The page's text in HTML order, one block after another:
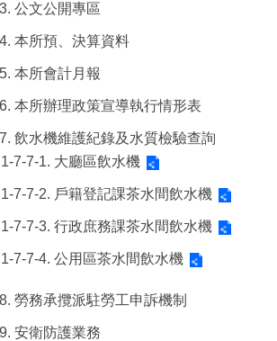
公文公開專區
本所預、決算資料
本所會計月報
本所辦理政策宣導執行情形表
飲水機維護紀錄及水質檢驗查詢
1-7-7-1. 大廳區飲水機
1-7-7-2. 戶籍登記課茶水間飲水機
1-7-7-3. 行政庶務課茶水間飲水機
1-7-7-4. 公用區茶水間飲水機
勞務承攬派駐勞工申訴機制
安衛防護業務